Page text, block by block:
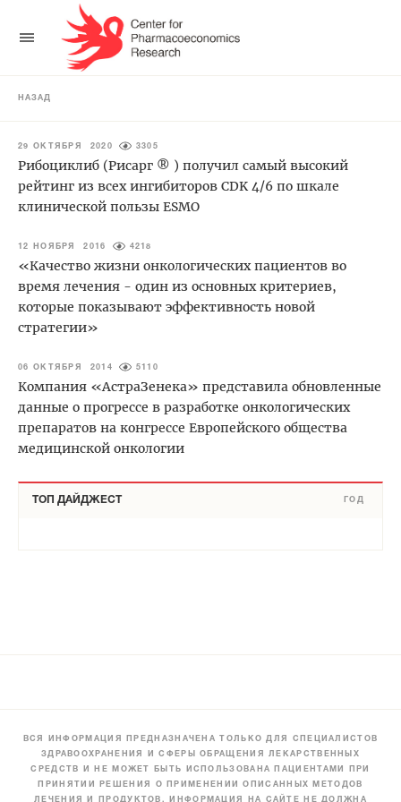
НАЗАД
29 ОКТЯБРЯ 2020 3305
Рибоциклиб (Рисарг ® ) получил самый высокий
рейтинг из всех ингибиторов CDK 4/6 по шкале
клинической пользы ESMO
12 НОЯБРЯ 2016 4218
«Качество жизни онкологических пациентов во
время лечения - один из основных критериев,
которые показывают эффективность новой
стратегии»
06 ОКТЯБРЯ 2014 5110
Компания «АстраЗенека» представила обновленные
данные о прогрессе в разработке онкологических
препаратов на конгрессе Европейского общества
медицинской онкологии
ТОП ДАЙДЖЕСТ ГОД
ВСЯ ИНФОРМАЦИЯ ПРЕДНАЗНАЧЕНА ТОЛЬКО ДЛЯ СПЕЦИАЛИСТОВ
ЗДРАВООХРАНЕНИЯ И СФЕРЫ ОБРАЩЕНИЯ ЛЕКАРСТВЕННЫХ
СРЕДСТВ И НЕ МОЖЕТ БЫТЬ ИСПОЛЬЗОВАНА ПАЦИЕНТАМИ ПРИ
ПРИНЯТИИ РЕШЕНИЯ О ПРИМЕНЕНИИ ОПИСАННЫХ МЕТОДОВ
ЛЕЧЕНИЯ И ПРОДУКТОВ. ИНФОРМАЦИЯ НА САЙТЕ НЕ ДОЛЖНА